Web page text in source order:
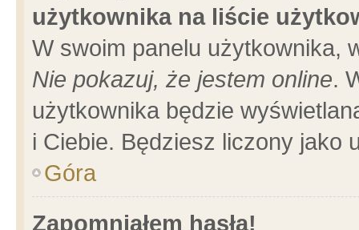
użytkownika na liście
W swoim panelu użytkownika,
Nie pokazuj, że jestem online.
użytkownika będzie
i Ciebie. Będziesz liczony jako
Góra
Zapomniałem hasła!